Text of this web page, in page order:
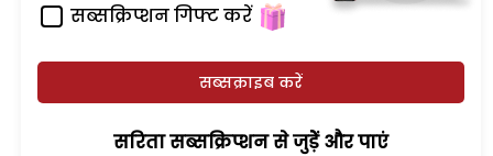
सब्सक्रिप्शन गिफ्ट करें
सब्सक्राइब करें
सरिता सब्सक्रिप्शन से जुड़ेें और पाएं